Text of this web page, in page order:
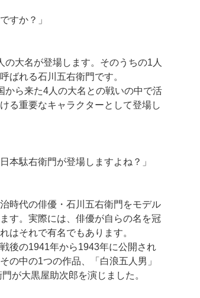
すか？」
の大名が登場します。そのうちの1人
ばれる石川五右衛門です。
から来た4人の大名との戦いの中で活
る重要なキャラクターとして登場し
本駄右衛門が登場しますよね？」
時代の俳優・石川五右衛門をモデル
す。実際には、俳優が自らの名を冠
はそれで有名でもあります。
後の1941年から1943年に公開され
の中の1つの作品、「白浪五人男」
が大黒屋助次郎を演じました。